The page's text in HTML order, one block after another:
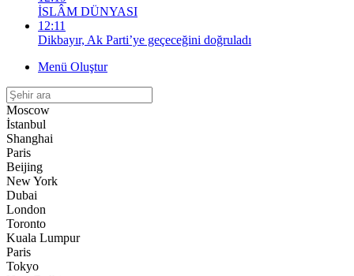
İSLÂM DÜNYASI
12:11
Dikbayır, Ak Parti’ye geçeceğini doğruladı
Menü Oluştur
Moscow
İstanbul
Shanghai
Paris
Beijing
New York
Dubai
London
Toronto
Kuala Lumpur
Paris
Tokyo